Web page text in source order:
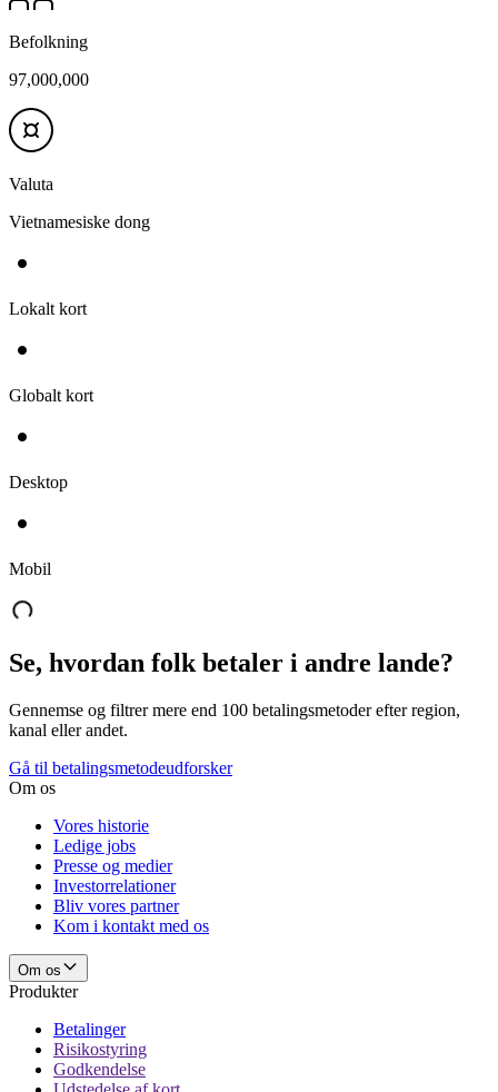
Befolkning
97,000,000
Valuta
Vietnamesiske dong
Lokalt kort
Globalt kort
Desktop
Mobil
Se, hvordan folk betaler i andre lande?
Gennemse og filtrer mere end 100 betalingsmetoder efter region,
kanal eller andet.
Gå til betalingsmetodeudforsker
Om os
Vores historie
Ledige jobs
Presse og medier
Investorrelationer
Bliv vores partner
Kom i kontakt med os
Om os
Produkter
Betalinger
Risikostyring
Godkendelse